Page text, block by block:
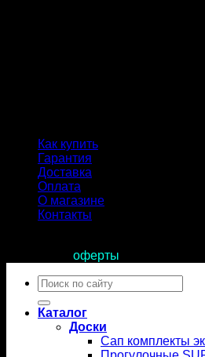
Как купить
Гарантия
Доставка
Оплата
О магазине
Контакты
оферты
Искать:
Каталог
Доски
Сап комплекты